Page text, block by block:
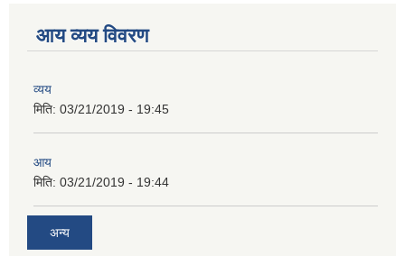
आय व्यय विवरण
व्यय
मिति: 03/21/2019 - 19:45
आय
मिति: 03/21/2019 - 19:44
अन्य